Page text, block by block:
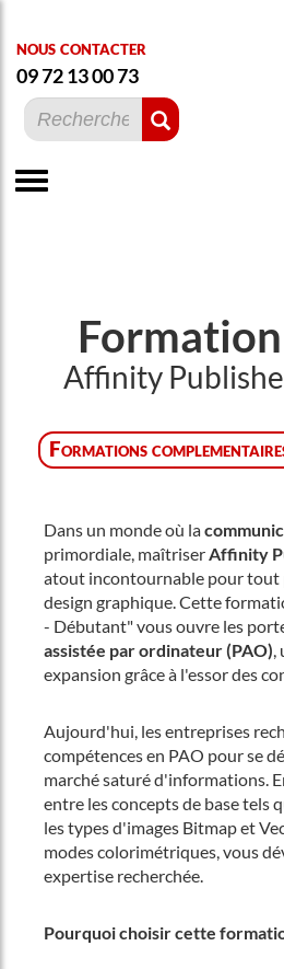
nous contacter
09 72 13 00 73
Formation
Affinity
Formations
Dans un monde où la
primordiale, maîtriserAffinity
atout incontournable pour tout
design graphique. Cette
- Débutant" vous ouvre les
assistée par ordinateur (PAO),
expansion grâce à l'essor des
Aujourd'hui, les entreprises
compétences en PAO pour se
marché saturé d'informations.
entre les concepts de base tels
les types d'images Bitmap et
modes colorimétriques, vous
expertise recherchée.
Pourquoi choisir cette